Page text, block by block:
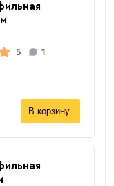
5 1
В корзину